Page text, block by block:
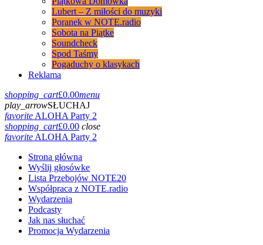
Lubert – Z miłości do muzyki
Poranek w NOTE.radio
Sobota na Piątke
Soundcheck
Spod Taśmy
Pogaduchy o klasykach
Reklama
shopping_cart£0.00menu
play_arrowSŁUCHAJ
favoriteALOHA Party 2
shopping_cart£0.00 close
favoriteALOHA Party 2
Strona główna
Wyślij głosówke
Lista Przebojów NOTE20
Współpraca z NOTE.radio
Wydarzenia
Podcasty
Jak nas słuchać
Promocja Wydarzenia